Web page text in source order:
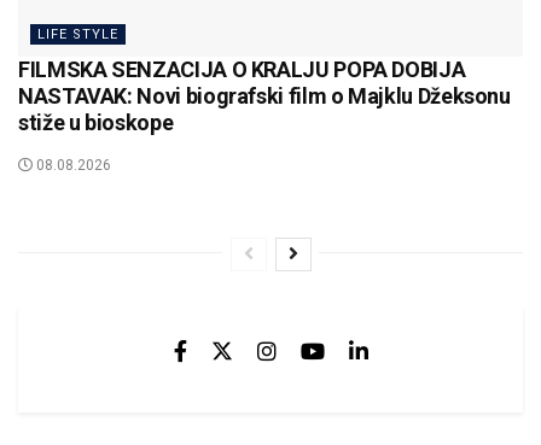
LIFE STYLE
FILMSKA SENZACIJA O KRALJU POPA DOBIJA
NASTAVAK: Novi biografski film o Majklu Džeksonu
stiže u bioskope
08.08.2026